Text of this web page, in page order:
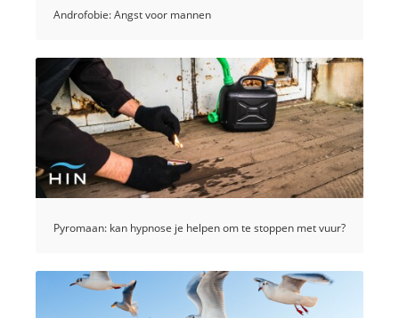
Androfobie: Angst voor mannen
Pyromaan: kan hypnose je helpen om te stoppen met vuur?